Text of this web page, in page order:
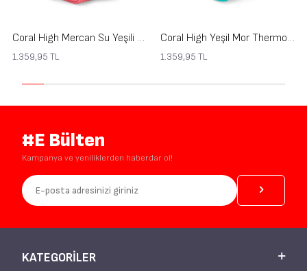
Coral High Mercan Su Yeşili Thermo Beslenme Çantası 27403
1.359,95 TL
Coral High Yeşil Mor Thermo Beslenme Çantası 27402
1.359,95 TL
#E Bülten
Kampanya ve yeniliklerden haberdar ol!
KATEGORILER